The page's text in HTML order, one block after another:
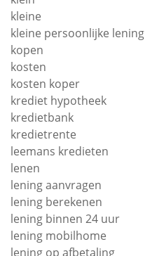
kleine
kleine persoonlijke lening
kopen
kosten
kosten koper
krediet hypotheek
kredietbank
kredietrente
leemans kredieten
lenen
lening aanvragen
lening berekenen
lening binnen 24 uur
lening mobilhome
lening op afbetaling